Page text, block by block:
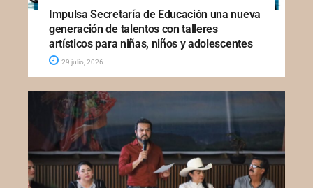
Impulsa Secretaría de Educación una nueva
generación de talentos con talleres
artísticos para niñas, niños y adolescentes
29 julio, 2026